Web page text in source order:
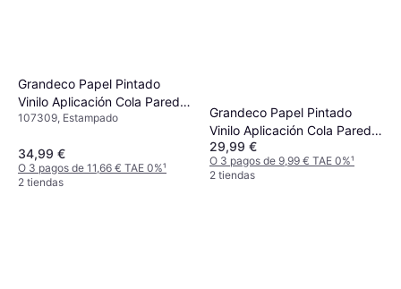
Grandeco Papel Pintado
Vinilo Aplicación Cola Pared
53cm x 10m
107309, Estampado
34,99 €
O 3 pagos de 11,66 € TAE 0%¹
2 tiendas
Grandeco Papel Pintado
Vinilo Aplicación Cola Pared
53cm x 10m
29,99 €
O 3 pagos de 9,99 € TAE 0%¹
2 tiendas